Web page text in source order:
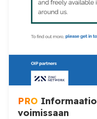
PRO
voimissaan